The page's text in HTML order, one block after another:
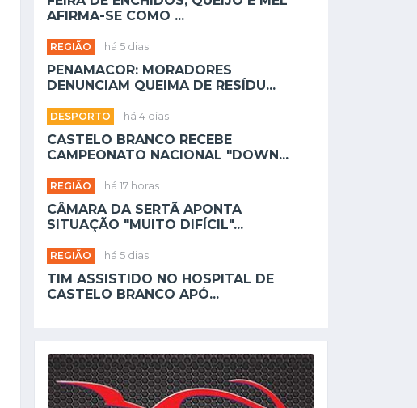
AFIRMA-SE COMO ...
REGIÃO há 5 dias
PENAMACOR: MORADORES
DENUNCIAM QUEIMA DE RESÍDU...
DESPORTO há 4 dias
CASTELO BRANCO RECEBE
CAMPEONATO NACIONAL "DOWN...
REGIÃO há 17 horas
CÂMARA DA SERTÃ APONTA
SITUAÇÃO "MUITO DIFÍCIL"...
REGIÃO há 5 dias
TIM ASSISTIDO NO HOSPITAL DE
CASTELO BRANCO APÓ...